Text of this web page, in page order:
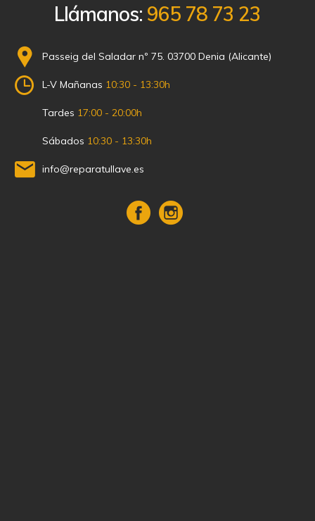
Llámanos: 965 78 73 23
Passeig del Saladar nº 75. 03700 Denia (Alicante)
L-V Mañanas 10:30 - 13:30h
Tardes 17:00 - 20:00h
Sábados 10:30 - 13:30h
info@reparatullave.es